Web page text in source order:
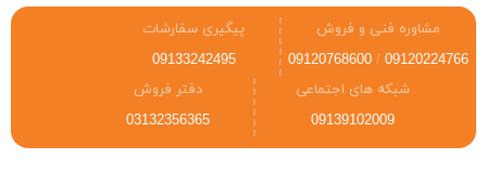
مشاوره فنی و فروش
09120224766
/
09120768600
پیگیری سفارشات
09133242495
دفتر فروش
03132356365
شبکه های اجتماعی
09139102009